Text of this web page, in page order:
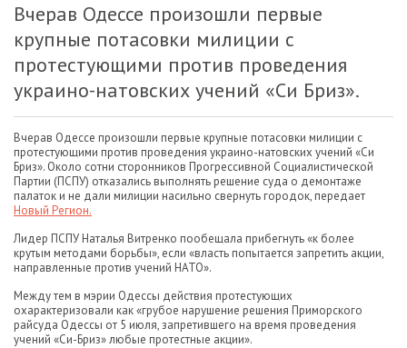
Вчерав Одессе произошли первые
крупные потасовки милиции с
протестующими против проведения
украино-натовских учений «Си Бриз».
Вчерав Одессе произошли первые крупные потасовки милиции с
протестующими против проведения украино-натовских учений «Си
Бриз». Около сотни сторонников Прогрессивной Социалистической
Партии (ПСПУ) отказались выполнять решение суда о демонтаже
палаток и не дали милиции насильно свернуть городок, передает
Новый Регион.
Лидер ПСПУ Наталья Витренко пообещала прибегнуть «к более
крутым методами борьбы», если «власть попытается запретить акции,
направленные против учений НАТО».
Между тем в мэрии Одессы действия протестующих
охарактеризовали как «грубое нарушение решения Приморского
райсуда Одессы от 5 июля, запретившего на время проведения
учений «Си-Бриз» любые протестные акции».